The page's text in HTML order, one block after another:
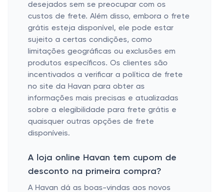
desejados sem se preocupar com os
custos de frete. Além disso, embora o frete
grátis esteja disponível, ele pode estar
sujeito a certas condições, como
limitações geográficas ou exclusões em
produtos específicos. Os clientes são
incentivados a verificar a política de frete
no site da Havan para obter as
informações mais precisas e atualizadas
sobre a elegibilidade para frete grátis e
quaisquer outras opções de frete
disponíveis.
A loja online Havan tem cupom de
desconto na primeira compra?
A Havan dá as boas-vindas aos novos